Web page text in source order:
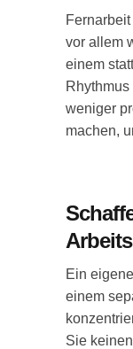
vor allem
einem
weniger
machen,
Ein
einem
Sie